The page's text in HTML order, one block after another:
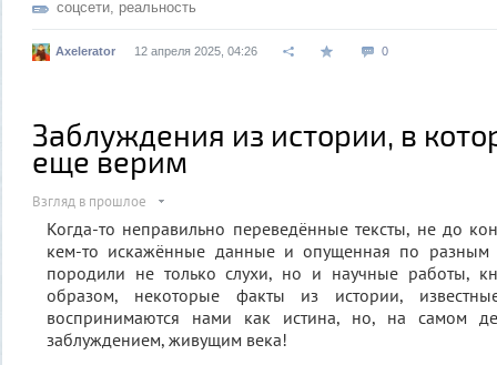
соцсети реальность
Axelerator 12 апреля 2025, 04:26 0
Заблуждения из истории, в
еще верим
Взгляд в прошлое
Когда-то неправильно переведённые тексты, не до
кем-то искажённые данные и опущенная по
породили не только слухи, но и научные работы,
образом, некоторые факты из истории,
воспринимаются нами как истина, но, на самом
заблуждением, живущим века!